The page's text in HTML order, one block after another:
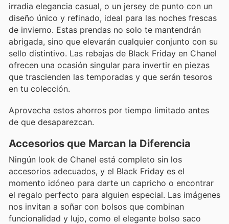
irradia elegancia casual, o un jersey de punto con un
diseño único y refinado, ideal para las noches frescas
de invierno. Estas prendas no solo te mantendrán
abrigada, sino que elevarán cualquier conjunto con su
sello distintivo. Las rebajas de Black Friday en Chanel
ofrecen una ocasión singular para invertir en piezas
que trascienden las temporadas y que serán tesoros
en tu colección.
Aprovecha estos ahorros por tiempo limitado antes
de que desaparezcan.
Accesorios que Marcan la Diferencia
Ningún look de Chanel está completo sin los
accesorios adecuados, y el Black Friday es el
momento idóneo para darte un capricho o encontrar
el regalo perfecto para alguien especial. Las imágenes
nos invitan a soñar con bolsos que combinan
funcionalidad y lujo, como el elegante bolso saco